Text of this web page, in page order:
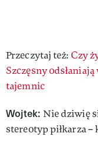
Przeczytaj też: Czy
Szczęsny
tajemnic
Wojtek: Nie dziwię
stereotyp piłkarza –